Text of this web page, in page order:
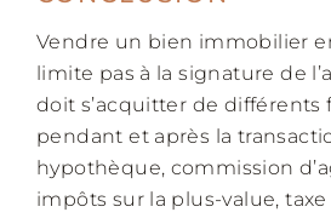
Vendre un bien immobilier
limite pas à la signature de
doit s’acquitter de différents
pendant et après la
hypothèque, commission
impôts sur la plus-value,